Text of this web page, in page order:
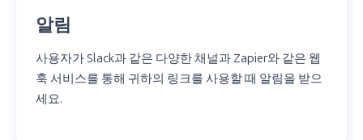
사용자가 Slack과 같은 다양한 채널과 Zapier와 같은 웹
훅 서비스를 통해 귀하의 링크를 사용할 때 알림을 받으
세요.